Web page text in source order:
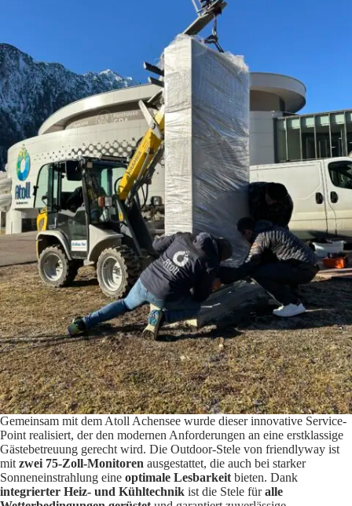
Gemeinsam mit dem Atoll Achensee wurde dieser innovative Service-
Point realisiert, der den modernen Anforderungen an eine erstklassige
Gästebetreuung gerecht wird. Die Outdoor-Stele von friendlyway ist
mit zwei 75-Zoll-Monitoren ausgestattet, die auch bei starker
Sonneneinstrahlung eine optimale Lesbarkeit bieten. Dank
integrierter Heiz- und Kühltechnik ist die Stele füralle